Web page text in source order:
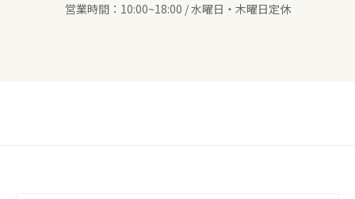
営業時間：10:00~18:00 / 水曜日・木曜日定休